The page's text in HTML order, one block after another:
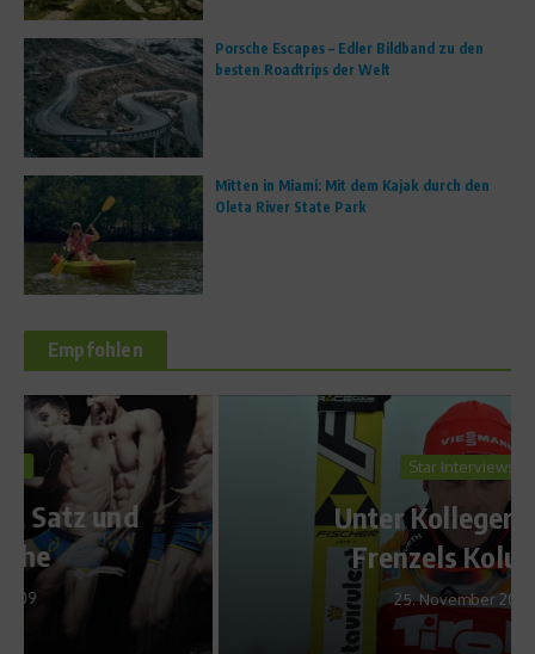
Porsche Escapes – Edler Bildband zu den
besten Roadtrips der Welt
Mitten in Miami: Mit dem Kajak durch den
Oleta River State Park
Empfohlen
Unter Kollegen – Eric
Frenzels Kolumne